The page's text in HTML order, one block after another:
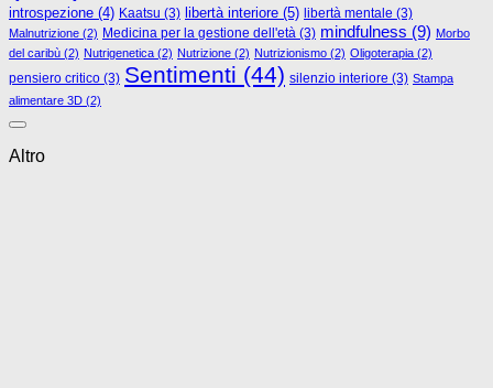
introspezione (4) Kaatsu (3) libertà interiore (5) libertà mentale (3)
Malnutrizione (2) Medicina per la gestione dell'età (3) mindfulness (9) Morbo
del caribù (2) Nutrigenetica (2) Nutrizione (2) Nutrizionismo (2) Oligoterapia (2)
pensiero critico (3) Sentimenti (44) silenzio interiore (3) Stampa
alimentare 3D (2)
Altro